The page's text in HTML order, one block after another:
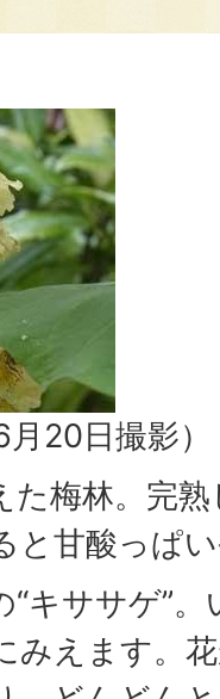
20日撮影）
た梅林。完
と甘酸っぱ
“キササゲ”
みえます。